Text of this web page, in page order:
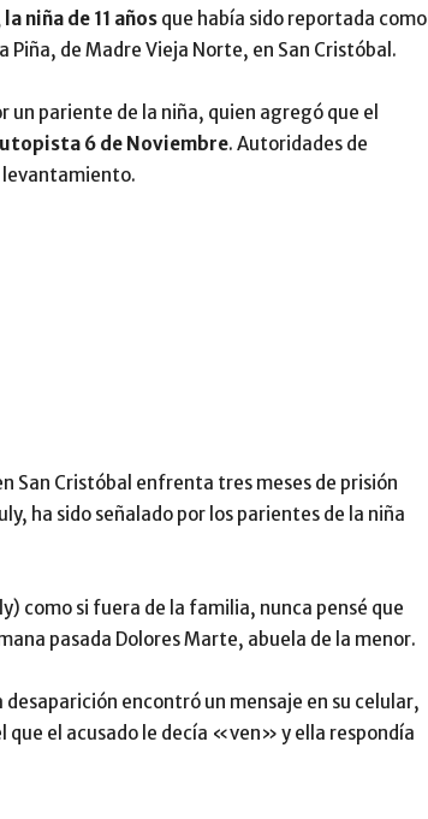
niña de 11 años que había sido reportada como
Piña, de Madre Vieja Norte, en San Cristóbal.
pariente de la niña, quien agregó que el
6 de Noviembre. Autoridades de
levantamiento.
San Cristóbal enfrenta tres meses de prisión
ha sido señalado por los parientes de la niña
como si fuera de la familia, nunca pensé que
pasada Dolores Marte, abuela de la menor.
desaparición encontró un mensaje en su celular,
que el acusado le decía «ven» y ella respondía